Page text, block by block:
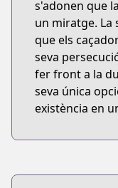
s'adonen que
un miratge. La
que els
seva
fer front a la
seva única
existència en